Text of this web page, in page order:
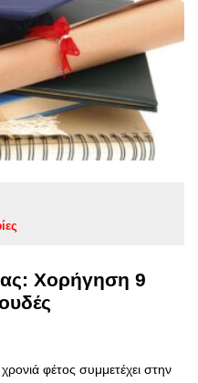
Χορήγηση 9
φέτος συμμετέχει στην